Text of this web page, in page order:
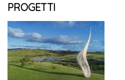
PROGETTI